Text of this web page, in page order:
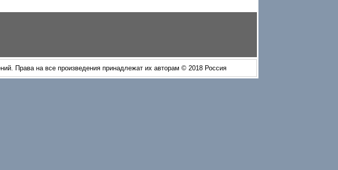
Права на все произведения принадлежат их авторам © 2018 Россия